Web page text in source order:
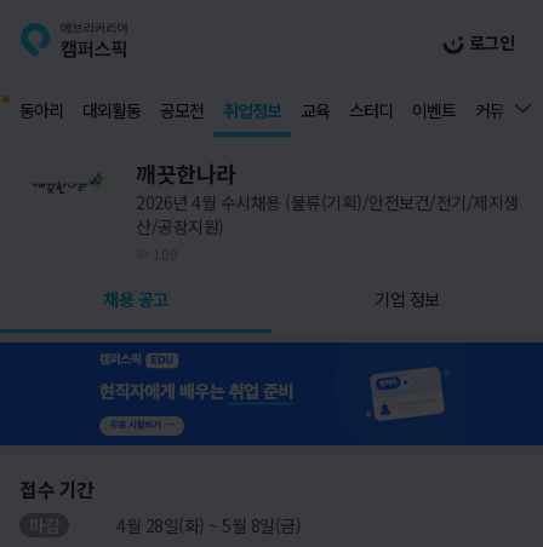
로그인
동아리 대외활동 공모전 취업정보 교육 스터디 이벤트 커뮤니티
깨끗한나라
2026년 4월 수시채용 (물류(기획)/안전보건/전기/제지생
산/공장지원)
채용 공고 기업 정보
접수 기간
4월 28일(화) ~ 5월 8일(금)